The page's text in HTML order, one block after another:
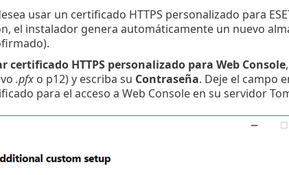
usar un certificado HTTPS personalizado para
el instalador genera automáticamente un nuevo
certificado HTTPS personalizado para Web Console
.pfxo p12) y escriba su Contraseña. Deje el campo
para el acceso a Web Console en su servidor